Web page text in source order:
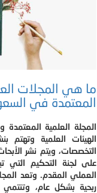
ما هي المجلات
المعتمدة في
المجلة العلمية
الهيئات العلمية وتهتم
التخصصات، ويتم نشر
على لجنة التحكيم التي
العملي المقدم. وتعد
ربحية بشكل عام،